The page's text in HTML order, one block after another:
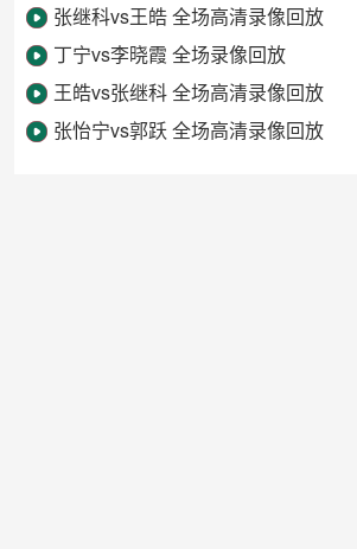
张继科vs王皓 全场高清录像回放
丁宁vs李晓霞 全场录像回放
王皓vs张继科 全场高清录像回放
张怡宁vs郭跃 全场高清录像回放